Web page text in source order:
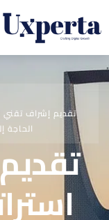
تقديم إشراف تقني
الحاجة